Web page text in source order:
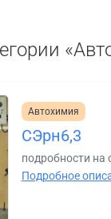
Автохимия
СЭрн6,3
подробности на
Подробное